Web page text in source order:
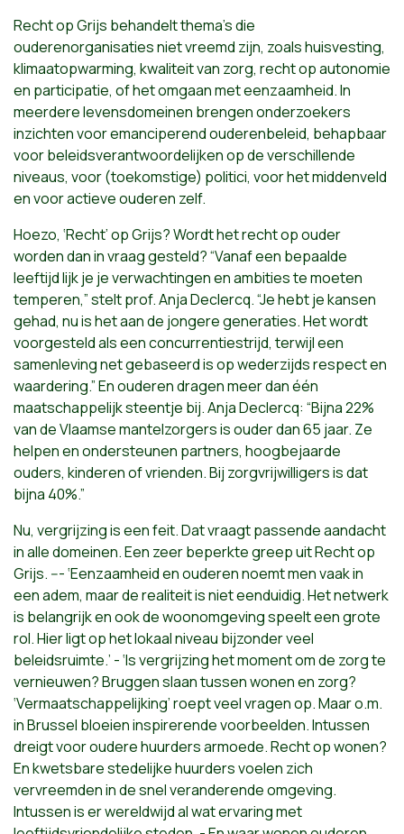
Recht op Grijs behandelt thema’s die
ouderenorganisaties niet vreemd zijn, zoals huisvesting,
klimaatopwarming, kwaliteit van zorg, recht op autonomie
en participatie, of het omgaan met eenzaamheid. In
meerdere levensdomeinen brengen onderzoekers
inzichten voor emanciperend ouderenbeleid, behapbaar
voor beleidsverantwoordelijken op de verschillende
niveaus, voor (toekomstige) politici, voor het middenveld
en voor actieve ouderen zelf.
Hoezo, ‘Recht’ op Grijs? Wordt het recht op ouder
worden dan in vraag gesteld? “Vanaf een bepaalde
leeftijd lijk je je verwachtingen en ambities te moeten
temperen,” stelt prof. Anja Declercq. “Je hebt je kansen
gehad, nu is het aan de jongere generaties. Het wordt
voorgesteld als een concurrentiestrijd, terwijl een
samenleving net gebaseerd is op wederzijds respect en
waardering.” En ouderen dragen meer dan één
maatschappelijk steentje bij. Anja Declercq: “Bijna 22%
van de Vlaamse mantelzorgers is ouder dan 65 jaar. Ze
helpen en ondersteunen partners, hoogbejaarde
ouders, kinderen of vrienden. Bij zorgvrijwilligers is dat
bijna 40%.”
Nu, vergrijzing is een feit. Dat vraagt passende aandacht
in alle domeinen. Een zeer beperkte greep uit Recht op
Grijs. --- ‘Eenzaamheid en ouderen noemt men vaak in
een adem, maar de realiteit is niet eenduidig. Het netwerk
is belangrijk en ook de woonomgeving speelt een grote
rol. Hier ligt op het lokaal niveau bijzonder veel
beleidsruimte.’ - ‘Is vergrijzing het moment om de zorg te
vernieuwen? Bruggen slaan tussen wonen en zorg?
‘Vermaatschappelijking’ roept veel vragen op. Maar o.m.
in Brussel bloeien inspirerende voorbeelden. Intussen
dreigt voor oudere huurders armoede. Recht op wonen?
En kwetsbare stedelijke huurders voelen zich
vervreemden in de snel veranderende omgeving.
Intussen is er wereldwijd al wat ervaring met